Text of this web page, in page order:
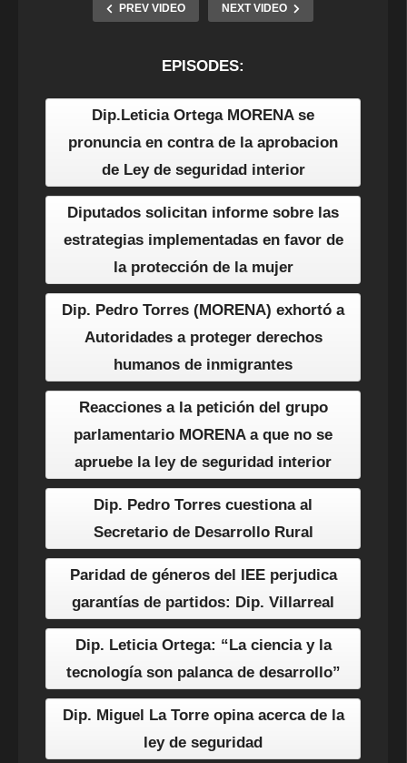
PREV VIDEO NEXT VIDEO
EPISODES:
Dip.Leticia Ortega MORENA se
pronuncia en contra de la aprobacion
de Ley de seguridad interior
Diputados solicitan informe sobre las
estrategias implementadas en favor de
la protección de la mujer
Dip. Pedro Torres (MORENA) exhortó a
Autoridades a proteger derechos
humanos de inmigrantes
Reacciones a la petición del grupo
parlamentario MORENA a que no se
apruebe la ley de seguridad interior
Dip. Pedro Torres cuestiona al
Secretario de Desarrollo Rural
Paridad de géneros del IEE perjudica
garantías de partidos: Dip. Villarreal
Dip. Leticia Ortega: “La ciencia y la
tecnología son palanca de desarrollo”
Dip. Miguel La Torre opina acerca de la
ley de seguridad